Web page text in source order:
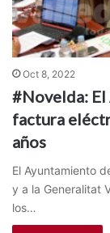
Oct 8, 2022
#Novelda:
factura
años
El Ayuntamiento
y a la Generalitat
los…